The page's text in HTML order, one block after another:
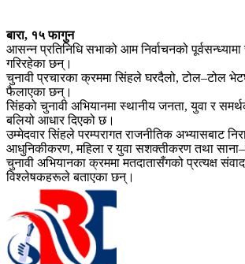
बारा, १५ फागुन
आसन्न प्रतिनिधि सभाको आम निर्वाचनको
गरिरहेका छन्।
चुनावी प्रचारका क्रममा सिंहले घरदैलो, टोल–टोल
फैलाएका छन्।
सिंहको चुनावी अभियानमा स्थानीय जनता, युवा र
बलियो आधार दिएको छ।
उम्मेदवार सिंहले परम्परागत राजनीतिक अभ्यासबाट
आधुनिकीकरण, महिला र युवा सशक्तीकरण तथा
चुनावी अभियानका क्रममा मतदातासँगको प्रत्यक्ष
विश्लेषकहरूले बताएका छन्।